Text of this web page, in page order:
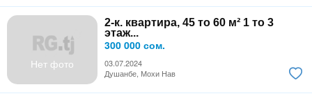
Нет фото
2-к. квартира, 45 то 60 м² 1 то 3
этаж...
300 000 сом.
03.07.2024
Душанбе, Мохи Нав